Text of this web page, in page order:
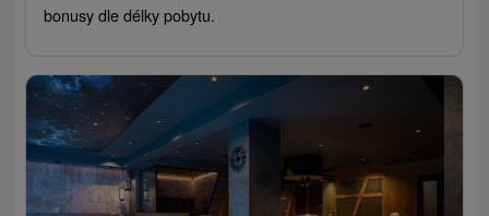
bonusy dle délky pobytu.